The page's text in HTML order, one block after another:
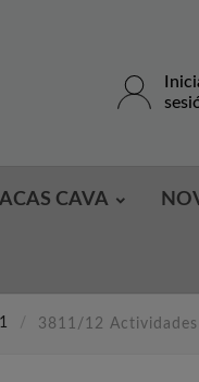
CAVA
3811/12 Actividades